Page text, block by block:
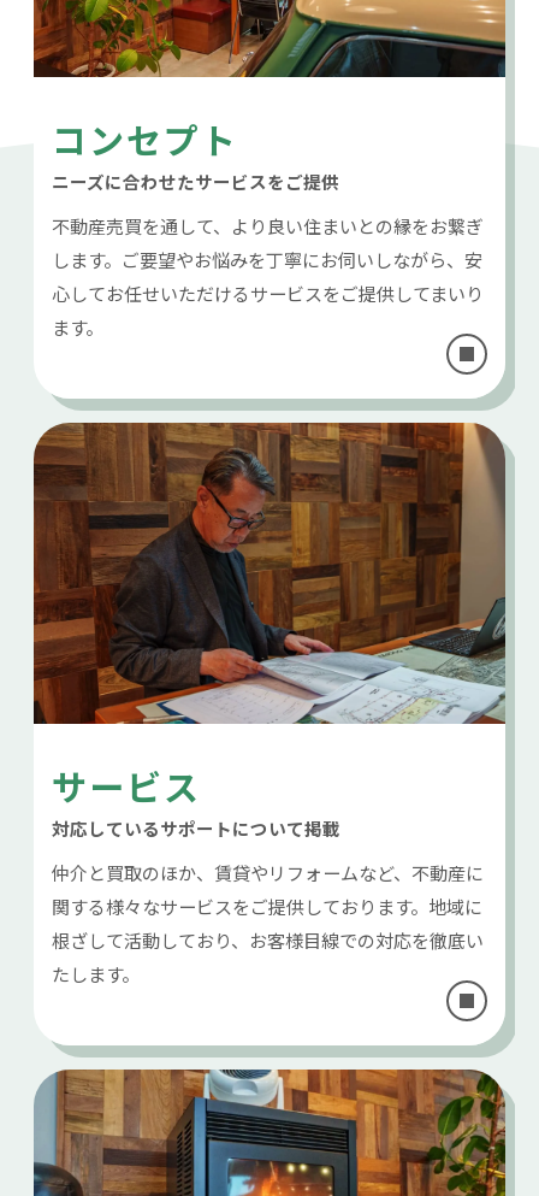
コンセプト
ニーズに合わせたサービスをご提供
不動産売買を通して、より良い住まいとの縁をお繋ぎ
します。ご要望やお悩みを丁寧にお伺いしながら、安
心してお任せいただけるサービスをご提供してまいり
ます。
サービス
対応しているサポートについて掲載
仲介と買取のほか、賃貸やリフォームなど、不動産に
関する様々なサービスをご提供しております。地域に
根ざして活動しており、お客様目線での対応を徹底い
たします。